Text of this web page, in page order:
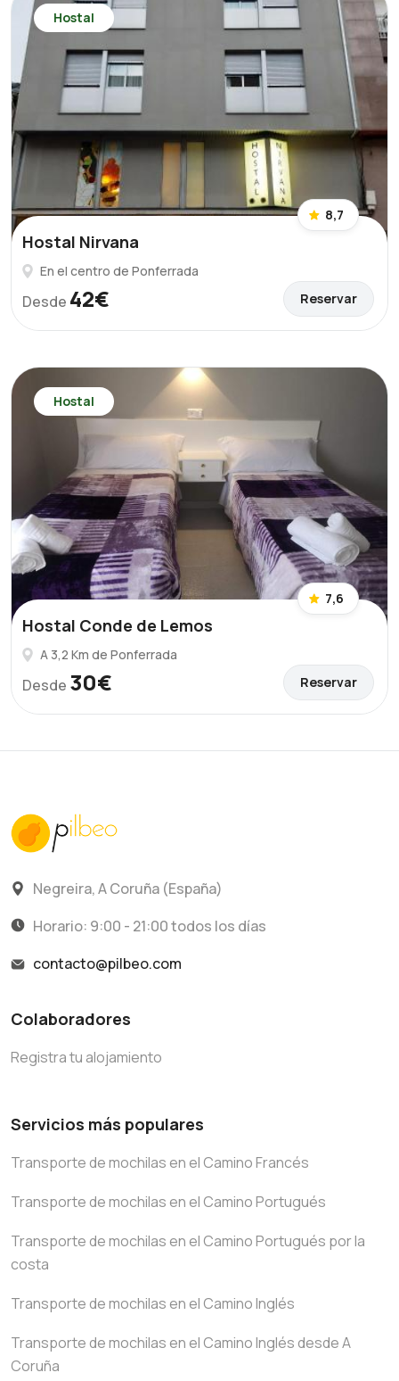
Hostal
8,7
Hostal Nirvana
En el centro de Ponferrada
Desde 42€ Reservar
Hostal
7,6
Hostal Conde de Lemos
A 3,2 Km de Ponferrada
Desde 30€ Reservar
Negreira, A Coruña (España)
Horario: 9:00 - 21:00 todos los días
contacto@pilbeo.com
Colaboradores
Registra tu alojamiento
Servicios más populares
Transporte de mochilas en el Camino Francés
Transporte de mochilas en el Camino Portugués
Transporte de mochilas en el Camino Portugués por la
costa
Transporte de mochilas en el Camino Inglés
Transporte de mochilas en el Camino Inglés desde A
Coruña